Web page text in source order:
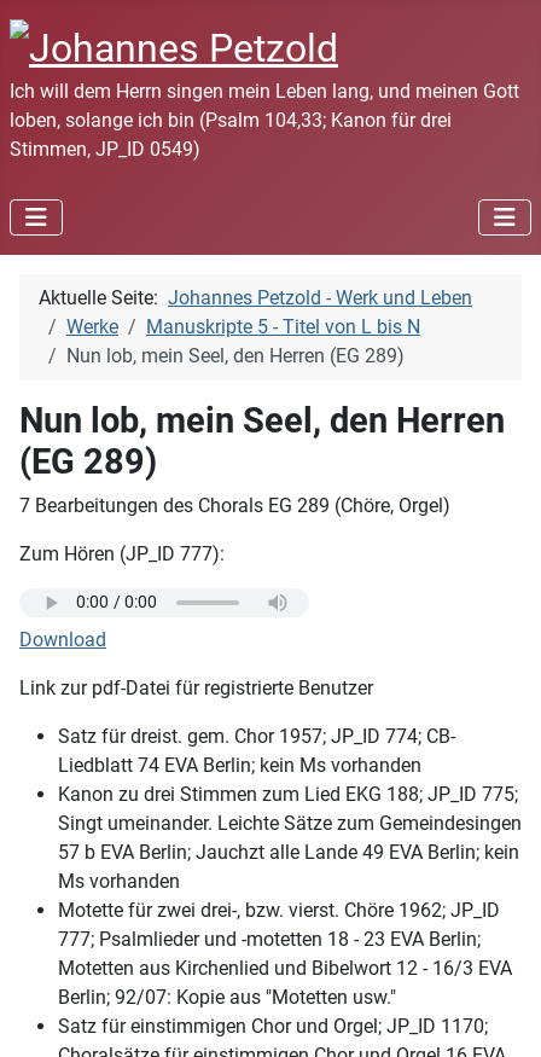
Ich will dem Herrn singen mein Leben lang, und meinen Gott
loben, solange ich bin (Psalm 104,33; Kanon für drei
Stimmen, JP_ID 0549)
Aktuelle Seite: Johannes Petzold - Werk und Leben
Werke
Manuskripte 5 - Titel von L bis N
Nun lob, mein Seel, den Herren (EG 289)
Nun lob, mein Seel, den Herren
(EG 289)
7 Bearbeitungen des Chorals EG 289 (Chöre, Orgel)
Zum Hören (JP_ID 777):
Download
Link zur pdf-Datei für registrierte Benutzer
Satz für dreist. gem. Chor 1957; JP_ID 774; CB-
Liedblatt 74 EVA Berlin; kein Ms vorhanden
Kanon zu drei Stimmen zum Lied EKG 188; JP_ID 775;
Singt umeinander. Leichte Sätze zum Gemeindesingen
57 b EVA Berlin; Jauchzt alle Lande 49 EVA Berlin; kein
Ms vorhanden
Motette für zwei drei-, bzw. vierst. Chöre 1962; JP_ID
777; Psalmlieder und -motetten 18 - 23 EVA Berlin;
Motetten aus Kirchenlied und Bibelwort 12 - 16/3 EVA
Berlin; 92/07: Kopie aus "Motetten usw."
Satz für einstimmigen Chor und Orgel; JP_ID 1170;